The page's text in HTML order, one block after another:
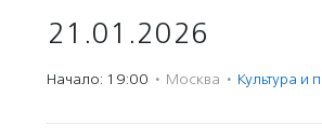
21.01.2026
Начало: 19:00 · Москва · Культура и